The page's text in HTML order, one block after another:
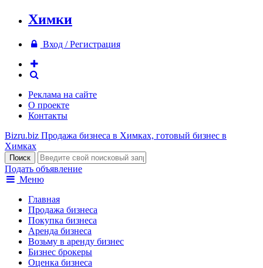
Химки
Вход / Регистрация
Реклама на сайте
О проекте
Контакты
Bizru.biz Продажа бизнеса в Химках, готовый бизнес в
Химках
Подать объявление
Меню
Главная
Продажа бизнеса
Покупка бизнеса
Аренда бизнеса
Возьму в аренду бизнес
Бизнес брокеры
Оценка бизнеса